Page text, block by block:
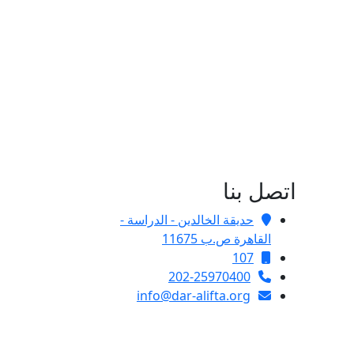
اتصل بنا
حديقة الخالدين - الدراسة -
القاهرة ص.ب 11675
107
202-25970400
info@dar-alifta.org